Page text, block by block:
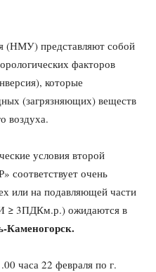
(НМУ) представляют собой
факторов
которые
(загрязняющих) веществ
воздуха.
условия второй
соответствует очень
или на подавляющей части
≥ 3ПДКм.р.) ожидаются в
Каменогорск.
часа 22 февраля по г.